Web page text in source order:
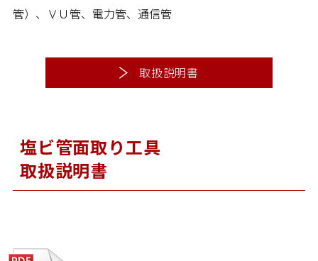
管）、ＶＵ管、電力管、通信管
取扱説明書
塩ビ管面取り工具
取扱説明書